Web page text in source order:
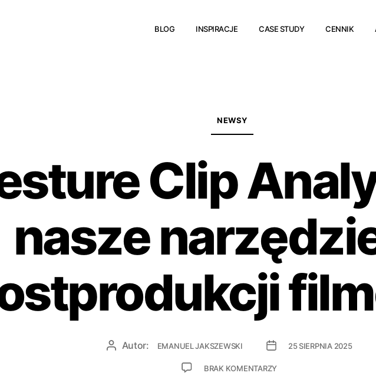
BLOG INSPIRACJE CASE STUDY CENNIK
NEWSY
Clip
nasze
Autor: EMANUEL JAKSZEWSKI 25 SIERPNIA 2025
BRAK KOMENTARZY